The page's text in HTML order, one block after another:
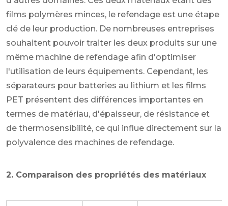
films polymères minces, le refendage est une étape
clé de leur production. De nombreuses entreprises
souhaitent pouvoir traiter les deux produits sur une
même machine de refendage afin d'optimiser
l'utilisation de leurs équipements. Cependant, les
séparateurs pour batteries au lithium et les films
PET présentent des différences importantes en
termes de matériau, d'épaisseur, de résistance et
de thermosensibilité, ce qui influe directement sur la
polyvalence des machines de refendage.
2. Comparaison des propriétés des matériaux